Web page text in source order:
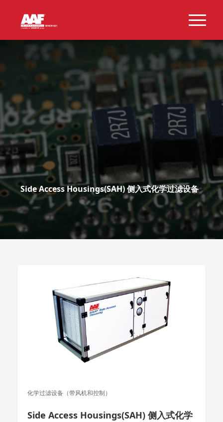
Side Access Housings(SAH) 侧入式化学过滤设备
化学过滤设备（带风机和控制）
Side Access Housings(SAH) 侧入式化学